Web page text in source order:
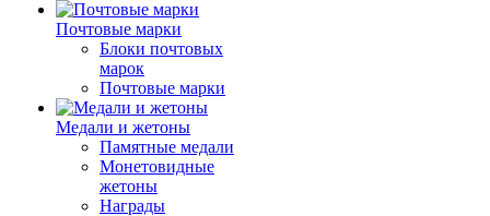
Почтовые марки
Блоки почтовых
марок
Почтовые марки
Медали и жетоны
Памятные медали
Монетовидные
жетоны
Награды